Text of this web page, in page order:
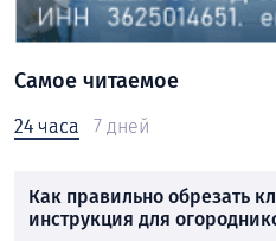
Самое читаемое
24 часа 7 дней
Как правильно обрезать
инструкция для